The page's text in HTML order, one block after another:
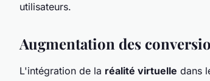
utilisateurs.
Augmentation des
L'intégration de la réalité virtuelle dans